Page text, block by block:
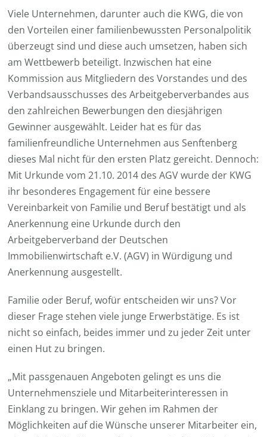
Viele Unternehmen, darunter auch die KWG, die von
den Vorteilen einer familienbewussten Personalpolitik
überzeugt sind und diese auch umsetzen, haben sich
am Wettbewerb beteiligt. Inzwischen hat eine
Kommission aus Mitgliedern des Vorstandes und des
Verbandsausschusses des Arbeitgeberverbandes aus
den zahlreichen Bewerbungen den diesjährigen
Gewinner ausgewählt. Leider hat es für das
familienfreundliche Unternehmen aus Senftenberg
dieses Mal nicht für den ersten Platz gereicht. Dennoch:
Mit Urkunde vom 21.10. 2014 des AGV wurde der KWG
ihr besonderes Engagement für eine bessere
Vereinbarkeit von Familie und Beruf bestätigt und als
Anerkennung eine Urkunde durch den
Arbeitgeberverband der Deutschen
Immobilienwirtschaft e.V. (AGV) in Würdigung und
Anerkennung ausgestellt.
Familie oder Beruf, wofür entscheiden wir uns? Vor
dieser Frage stehen viele junge Erwerbstätige. Es ist
nicht so einfach, beides immer und zu jeder Zeit unter
einen Hut zu bringen.
„Mit passgenauen Angeboten gelingt es uns die
Unternehmensziele und Mitarbeiterinteressen in
Einklang zu bringen. Wir gehen im Rahmen der
Möglichkeiten auf die Wünsche unserer Mitarbeiter ein,